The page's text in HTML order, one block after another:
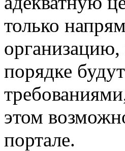
только
организацию,
порядке
этом
портале.